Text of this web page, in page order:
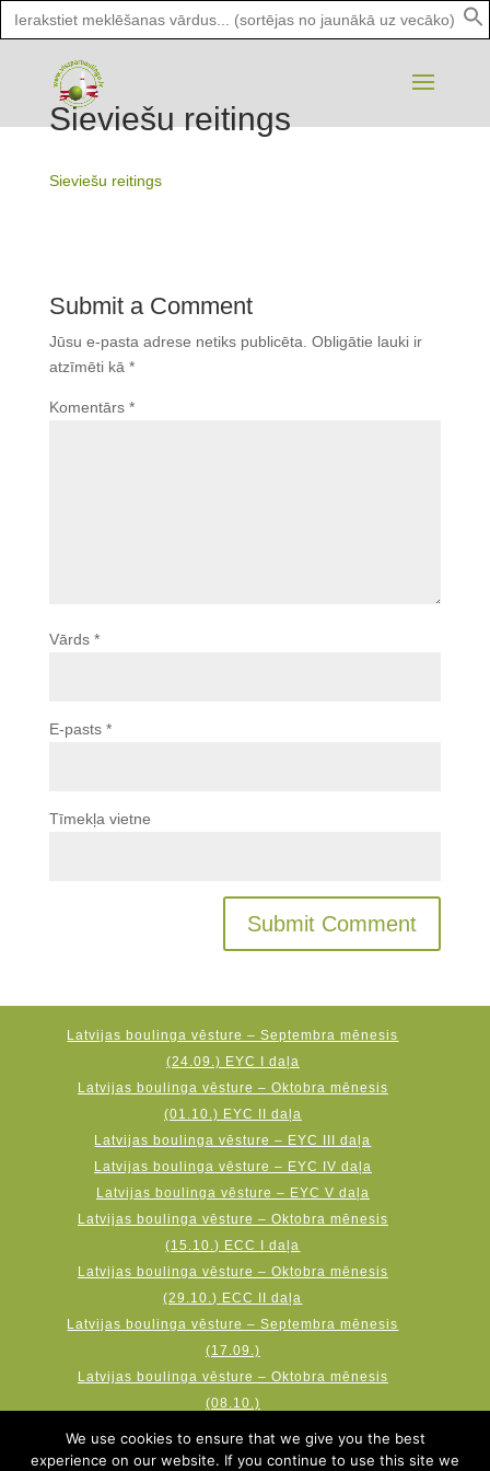
Search
for:
Sieviešu reitings
Sieviešu reitings
Submit a Comment
Jūsu e-pasta adrese netiks publicēta. Obligātie lauki ir
atzīmēti kā *
Komentārs *
Vārds *
E-pasts *
Tīmekļa vietne
Latvijas boulinga vēsture – Septembra mēnesis
(24.09.) EYC I daļa
Latvijas boulinga vēsture – Oktobra mēnesis
(01.10.) EYC II daļa
Latvijas boulinga vēsture – EYC III daļa
Latvijas boulinga vēsture – EYC IV daļa
Latvijas boulinga vēsture – EYC V daļa
Latvijas boulinga vēsture – Oktobra mēnesis
(15.10.) ECC I daļa
Latvijas boulinga vēsture – Oktobra mēnesis
(29.10.) ECC II daļa
Latvijas boulinga vēsture – Septembra mēnesis
(17.09.)
Latvijas boulinga vēsture – Oktobra mēnesis
(08.10.)
Latvijas boulinga vēsture – Novembra mēnesis
(19.11.) AMF Qubica World Cup
We use cookies to ensure that we give you the best
experience on our website. If you continue to use this site we